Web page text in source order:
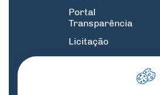
Portal
Transparência
Licitação
GPE